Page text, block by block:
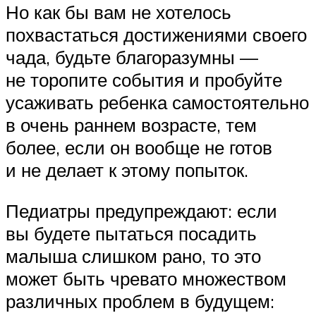
Но как бы вам не хотелось
похвастаться достижениями своего
чада, будьте благоразумны —
не торопите события и пробуйте
усаживать ребенка самостоятельно
в очень раннем возрасте, тем
более, если он вообще не готов
и не делает к этому попыток.
Педиатры предупреждают: если
вы будете пытаться посадить
малыша слишком рано, то это
может быть чревато множеством
различных проблем в будущем: